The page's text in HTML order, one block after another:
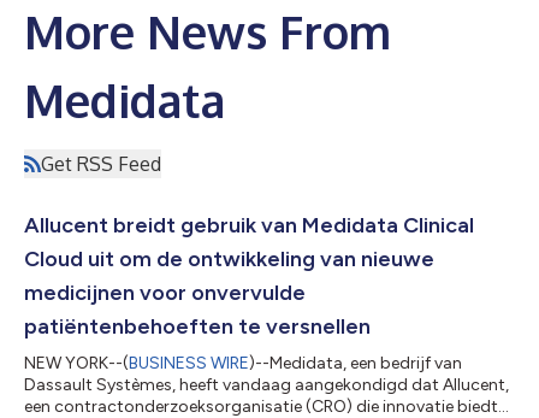
More News From
Medidata
Get RSS Feed
Allucent breidt gebruik van Medidata Clinical
Cloud uit om de ontwikkeling van nieuwe
medicijnen voor onvervulde
patiëntenbehoeften te versnellen
NEW YORK--(BUSINESS WIRE)--Medidata, een bedrijf van
Dassault Systèmes, heeft vandaag aangekondigd dat Allucent,
een contractonderzoeksorganisatie (CRO) die innovatie biedt